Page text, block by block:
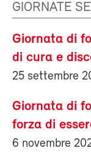
GIORNATE
Giornata di
di cura e
25 settembre
Giornata di
forza di
6 novembre